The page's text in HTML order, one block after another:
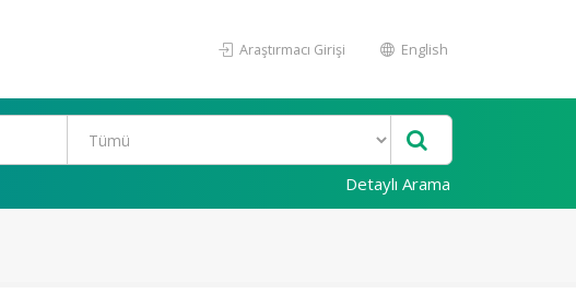
Araştırmacı Girişi English
Detaylı Arama